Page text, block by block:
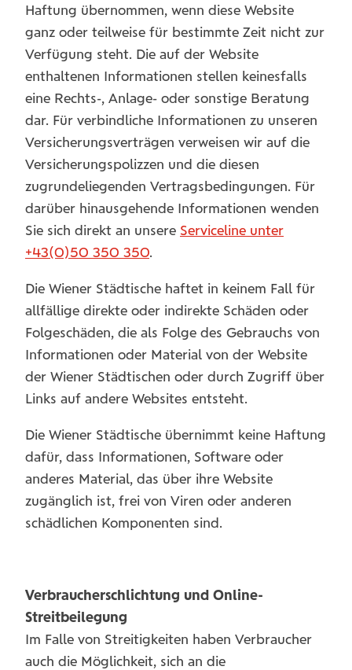
Haftung übernommen, wenn diese Website
ganz oder teilweise für bestimmte Zeit nicht zur
Verfügung steht. Die auf der Website
enthaltenen Informationen stellen keinesfalls
eine Rechts-, Anlage- oder sonstige Beratung
dar. Für verbindliche Informationen zu unseren
Versicherungsverträgen verweisen wir auf die
Versicherungspolizzen und die diesen
zugrundeliegenden Vertragsbedingungen. Für
darüber hinausgehende Informationen wenden
Sie sich direkt an unsere Serviceline unter
+43(0)50 350 350.
Die Wiener Städtische haftet in keinem Fall für
allfällige direkte oder indirekte Schäden oder
Folgeschäden, die als Folge des Gebrauchs von
Informationen oder Material von der Website
der Wiener Städtischen oder durch Zugriff über
Links auf andere Websites entsteht.
Die Wiener Städtische übernimmt keine Haftung
dafür, dass Informationen, Software oder
anderes Material, das über ihre Website
zugänglich ist, frei von Viren oder anderen
schädlichen Komponenten sind.
Verbraucherschlichtung und Online-
Streitbeilegung
Im Falle von Streitigkeiten haben Verbraucher
auch die Möglichkeit, sich an die